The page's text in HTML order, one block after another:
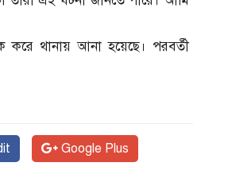
থানায় আনা হয়েছে। পরবর্তী
Google Plus